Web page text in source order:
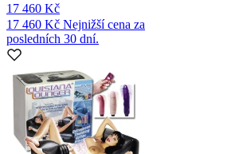
17 460 Kč
17 460 Kč Nejnižší cena za
posledních 30 dní.